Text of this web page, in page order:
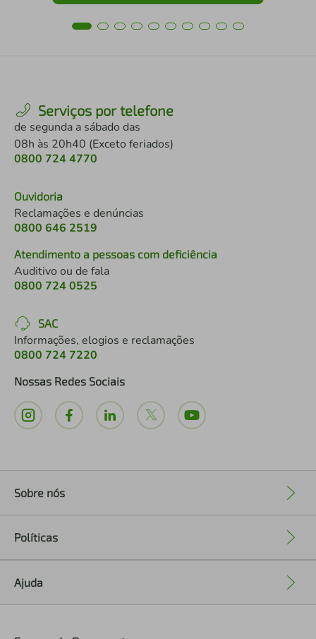
Serviços por telefone
de segunda a sábado das
08h às 20h40 (Exceto feriados)
0800 724 4770
Ouvidoria
Reclamações e denúncias
0800 646 2519
Atendimento a pessoas com deficiência
Auditivo ou de fala
0800 724 0525
SAC
Informações, elogios e reclamações
0800 724 7220
Nossas Redes Sociais
Sobre nós
Políticas
Ajuda